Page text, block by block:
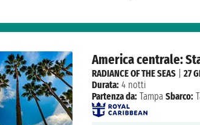
America centrale:
RADIANCE OF THE SEAS |27
Durata: 4 notti
Partenza da: Tampa Sbarco: